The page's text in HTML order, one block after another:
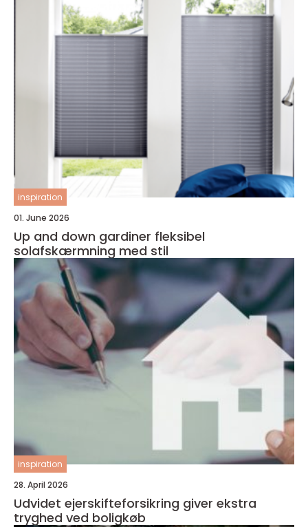
inspiration
01. June 2026
Up and down gardiner fleksibel
solafskærmning med stil
inspiration
28. April 2026
Udvidet ejerskifteforsikring giver ekstra
tryghed ved boligkøb